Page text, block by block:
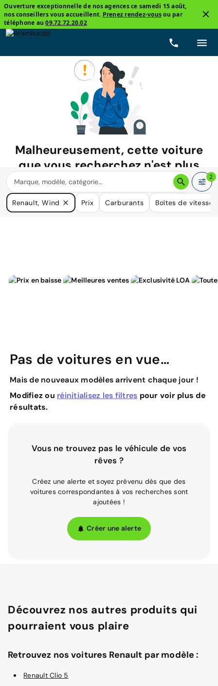
Ouverture exceptionnelle de nos agences ce samedi 15 août,
nos conseillers vous accueillent. Prenez rendez-vousou par
téléphone au09.72.72.20.02
Malheureusement, cette voiture
que vous recherchez n'est plus
disponible.
Nous avons de nombreuses voitures qui pourraient répondre
à vos besoins.
2
Renault, Wind Prix Carburants Boîtes de vitesse
Pas de voitures en vue…
Mais de nouveaux modèles arrivent chaque jour !
Modifiez ou réinitialisez les filtres pour voir plus de
résultats.
Vous ne trouvez pas le véhicule de vos
rêves ?
Créez une alerte et soyez prévenu dès que des
voitures correspondantes à vos recherches sont
ajoutées !
Créer une alerte
Découvrez nos autres produits qui
pourraient vous plaire
Retrouvez nos voitures Renault par modèle :
Renault Clio 5